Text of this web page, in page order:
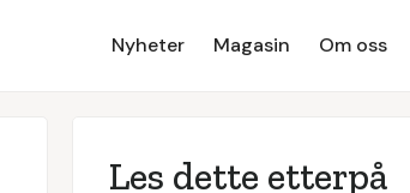
Nyheter Magasin Om oss
Les dette etterpå